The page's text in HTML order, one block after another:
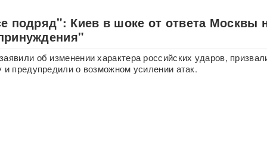
подряд": Киев в шоке от ответа Москвы
об изменении характера российских ударов,
и предупредили о возможном усилении атак.